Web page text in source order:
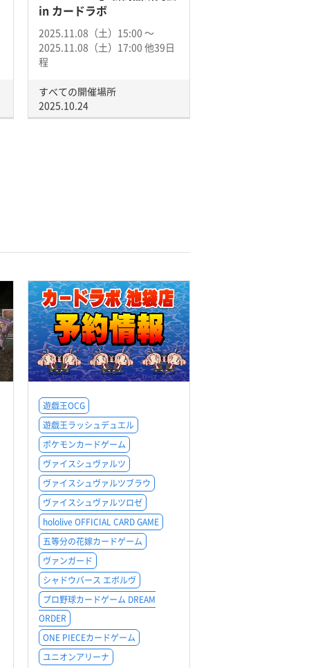
in カードラボ
2025.11.08（土）15:00 〜
2025.11.08（土）17:00 他39日
程
すべての開催場所
2025.10.24
遊戯王OCG
遊戯王ラッシュデュエル
ポケモンカードゲーム
ヴァイスシュヴァルツ
ヴァイスシュヴァルツブラウ
ヴァイスシュヴァルツロゼ
hololive OFFICIAL CARD GAME
五等分の花嫁カードゲーム
ヴァンガード
シャドウバース エボルヴ
プロ野球カードゲーム DREAM
ORDER
ONE PIECEカードゲーム
ユニオンアリーナ